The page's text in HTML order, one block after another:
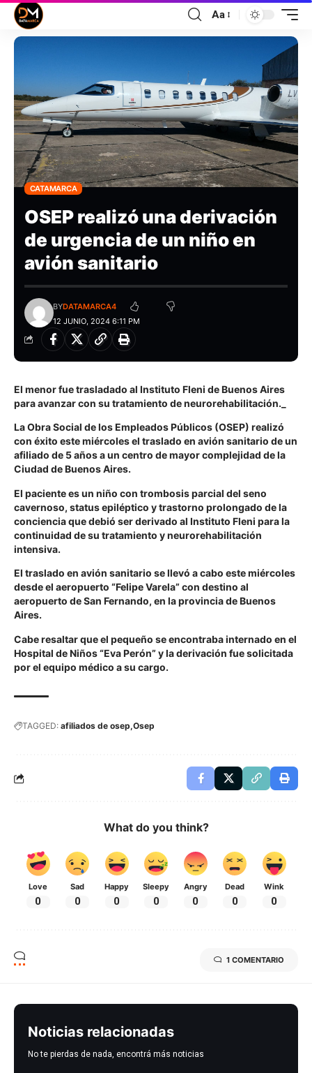
Aa
CATAMARCA
OSEP realizó una derivación
de urgencia de un niño en
avión sanitario
12 JUNIO, 2024 6:11 PM
BYDATAMARCA4
El menor fue trasladado al Instituto Fleni de Buenos Aires
para avanzar con su tratamiento de neurorehabilitación._
La Obra Social de los Empleados Públicos (OSEP) realizó
con éxito este miércoles el traslado en avión sanitario de un
afiliado de 5 años a un centro de mayor complejidad de la
Ciudad de Buenos Aires.
El paciente es un niño con trombosis parcial del seno
cavernoso, status epiléptico y trastorno prolongado de la
conciencia que debió ser derivado al Instituto Fleni para la
continuidad de su tratamiento y neurorehabilitación
intensiva.
El traslado en avión sanitario se llevó a cabo este miércoles
desde el aeropuerto “Felipe Varela” con destino al
aeropuerto de San Fernando, en la provincia de Buenos
Aires.
Cabe resaltar que el pequeño se encontraba internado en el
Hospital de Niños “Eva Perón” y la derivación fue solicitada
por el equipo médico a su cargo.
TAGGED: afiliados de osep Osep
What do you think?
Love
0
Sad
0
Happy
0
Sleepy
0
Angry
0
Dead
0
Wink
0
1 COMENTARIO
Noticias relacionadas
No te pierdas de nada, encontrá más noticias